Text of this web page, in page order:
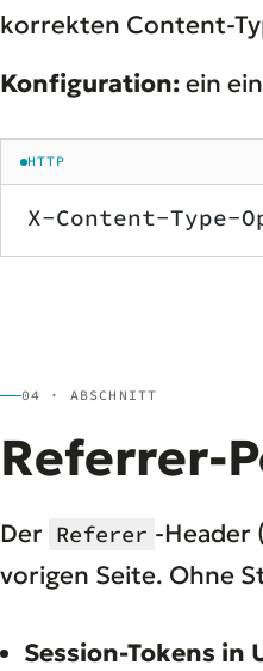
korrekten Content-
Konfiguration:ein
HTTP
X-Content-
04 · ABSCHNITT
Referrer-
Der Referer -Header
vorigen Seite. Ohne
Session-Tokens in